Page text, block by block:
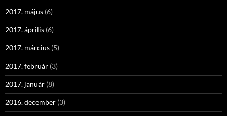
2017. május (6)
2017. április (6)
2017. március (5)
2017. február (3)
2017. január (8)
2016. december (3)